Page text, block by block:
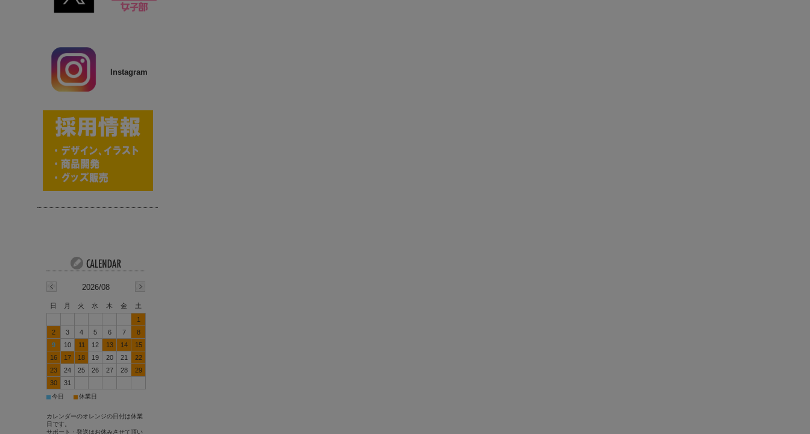
Instagram
2026/08
日 月 火 水 木 金
土
1
2
3 4 5 6 7
8
9
10 11 12 13 14
15
16
17 18 19 20 21
22
23
24 25 26 27 28
29
30
31
■今日 ■休業日
カレンダーのオレンジの日付は休業
日です。
サポート・発送はお休みさせて頂い